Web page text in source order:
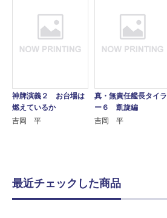
神牌演義２ お台場は
燃えているか
吉岡 平
真・無責任艦長タイラ
ー６ 凱旋編
吉岡 平
最近チェックした商品